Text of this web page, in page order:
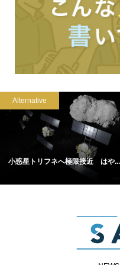
Alternative
小惑星トリフネへ極限接近 はや...